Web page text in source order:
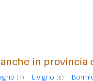
in provincia
(7) Livigno (6)